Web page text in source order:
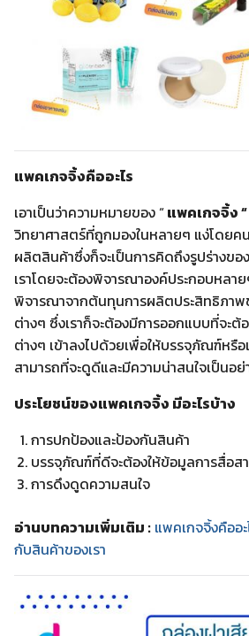
แพคเกจจิ้งคืออะไร
เอาเป็นว่าความหมายของ “แพคเกจจิ้ง “
วิทยาศาสตร์ที่ถูกมองในหลายๆ แง่โดยค
ผลิตสินค้าซึ่งก็จะเป็นการคิดถึงรูปร่างข
เราโดยจะต้องพิจารณาองค์ประกอบหลาย
พิจารณาจากต้นทุนการผลิตประสิทธิภาพ
ต่างๆ ซึ่งเราก็จะต้องมีการออกแบบที่จะต้
ต่างๆ เข้าลงไปด้วยเพื่อให้บรรจุภัณฑ์หรือ
สามารถที่จะดูดีและมีความน่าสนใจเป็นอย่
ประโยชน์ของแพคเกจจิ้ง มีอะไรบ้าง
การปกป้องและป้องกันสินค้า
บรรจุภัณฑ์ที่ดีจะต้องให้ข้อมูลการสื่อส
การดึงดูดความสนใจ
อ่านบทความเพิ่มเติม : แพคเกจจิ้งคืออ
กับสินค้าของเรา